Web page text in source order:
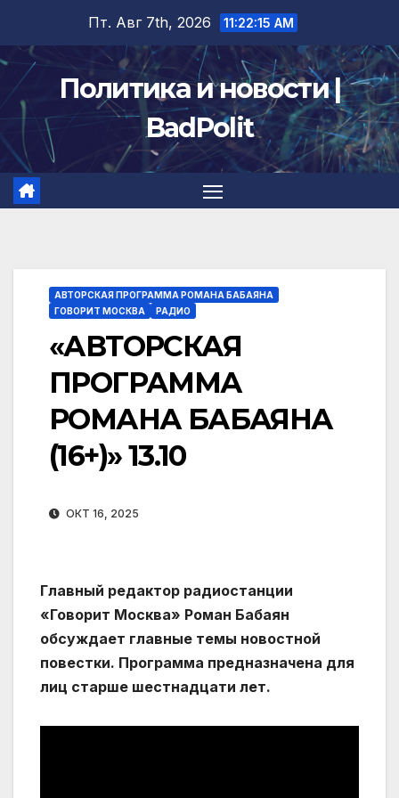
содержимому
Пт. Авг 7th, 2026 11:22:15 AM
Политика и новости |
BadPolit
АВТОРСКАЯ ПРОГРАММА РОМАНА БАБАЯНА
ГОВОРИТ МОСКВА
РАДИО
«АВТОРСКАЯ
ПРОГРАММА
РОМАНА БАБАЯНА
(16+)» 13.10
ОКТ 16, 2025
Главный редактор радиостанции
«Говорит Москва» Роман Бабаян
обсуждает главные темы новостной
повестки. Программа предназначена для
лиц старше шестнадцати лет.